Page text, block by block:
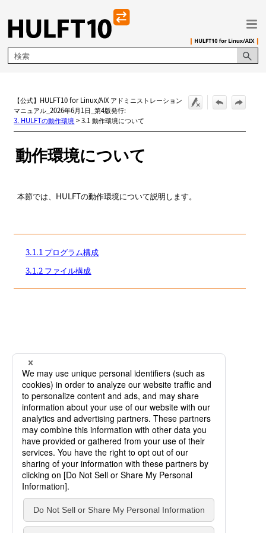
メイン コンテンツにスキップ
【公式】HULFT10 for Linux/AIX アドミニストレーション
マニュアル_2026年6月1日_第4版発行:
3. HULFTの動作環境 >3.1 動作環境について
動作環境について
本節では、HULFTの動作環境について説明します。
3.1.1 プログラム構成
3.1.2 ファイル構成